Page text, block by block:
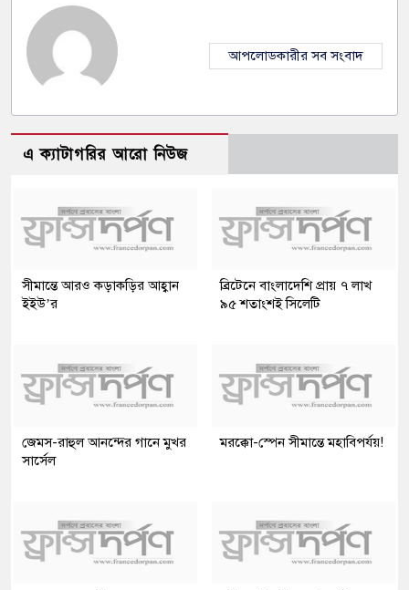
আপলোডকারীর সব সংবাদ
এ ক্যাটাগরির আরো নিউজ
সীমান্তে আরও কড়াকড়ির আহ্বান
ইইউ’র
ব্রিটেনে বাংলাদেশি প্রায় ৭ লাখ
৯৫ শতাংশই সিলেটি
জেমস-রাহুল আনন্দের গানে মুখর
সার্সেল
মরক্কো-স্পেন সীমান্তে মহাবিপর্যয়!